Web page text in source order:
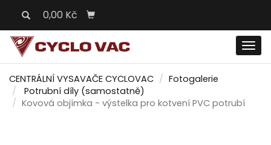
0,00 Kč
CENTRÁLNÍ VYSAVAČE CYCLOVAC
Fotogalerie
Potrubní díly (samostatně)
Kovová objímka - výstelka pro kotvení PVC potrubí